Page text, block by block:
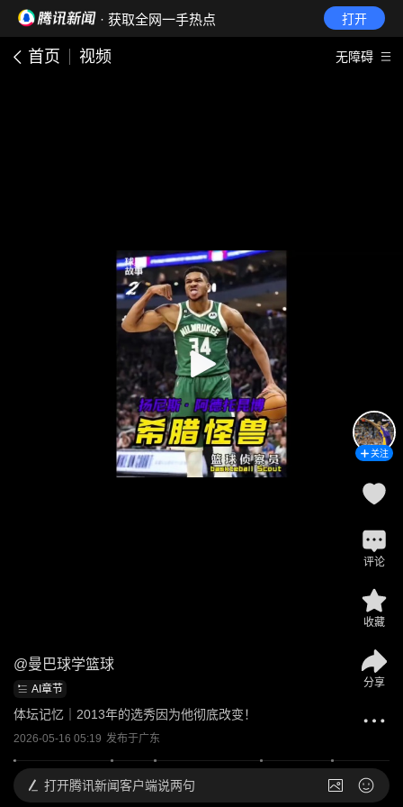
· 获取全网一手热点 打开
首页 视频 无障碍
@曼巴球学篮球
AI章节
体坛记忆｜2013年的选秀因为他彻底改变！
2026-05-16 05:19 发布于广东
关注
评论
收藏
分享
打开腾讯新闻客户端说两句